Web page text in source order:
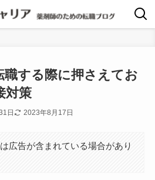
職する際に押さえてお
対策
日 2023年8月17日
広告が含まれている場合があり